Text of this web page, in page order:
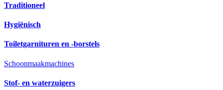
Traditioneel
Hygiënisch
Toiletgarnituren en -borstels
Schoonmaakmachines
Stof- en waterzuigers